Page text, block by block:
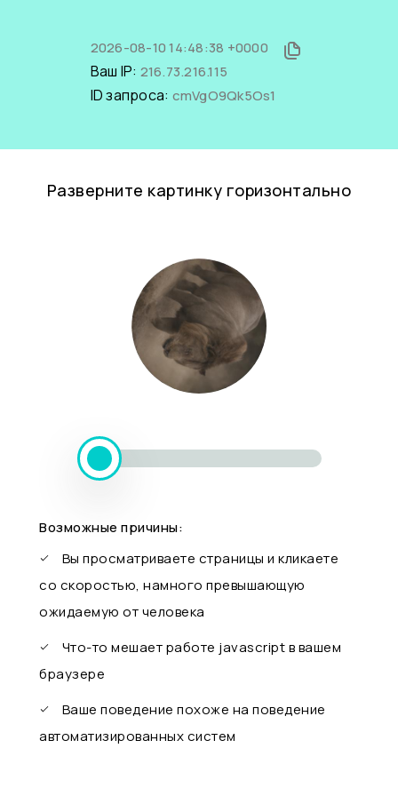
2026-08-10 14:48:38 +0000
Ваш IP: 216.73.216.115
ID запроса: cmVgO9Qk5Os1
Разверните картинку горизонтально
Возможные причины:
Вы просматриваете страницы и кликаете
со скоростью, намного превышающую
ожидаемую от человека
Что-то мешает работе javascript в вашем
браузере
Ваше поведение похоже на поведение
автоматизированных систем